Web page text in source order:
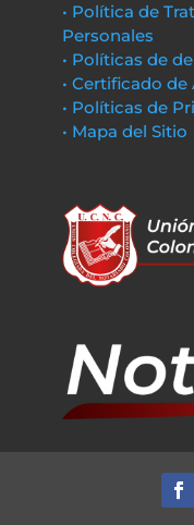
• Política de
Personales
• Políticas de
• Certificado
• Políticas de
• Mapa del Sitio